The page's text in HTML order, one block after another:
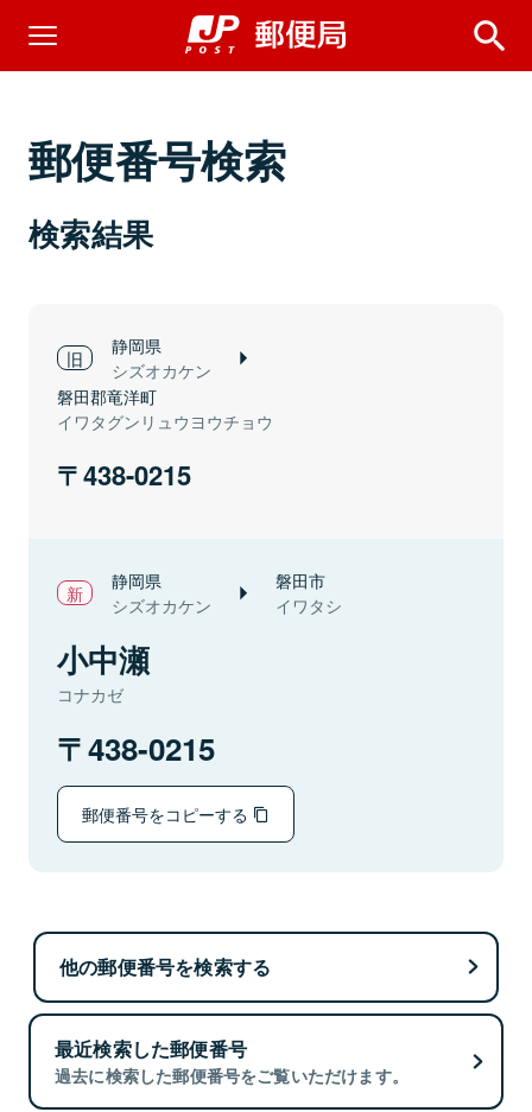
郵便番号検索
検索結果
静岡県
シズオカケン
磐田郡竜洋町
イワタグンリュウヨウチョウ
438-0215
静岡県
シズオカケン
磐田市
イワタシ
小中瀬
コナカゼ
438-0215
郵便番号をコピーする
他の郵便番号を検索する
最近検索した郵便番号
過去に検索した郵便番号をご覧いただけます。